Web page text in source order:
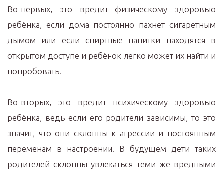
Во-первых, это вредит физическому здоровью
ребёнка, если дома постоянно пахнет сигаретным
дымом или если спиртные напитки находятся в
открытом доступе и ребёнок легко может их найти и
попробовать.
Во-вторых, это вредит психическому здоровью
ребёнка, ведь если его родители зависимы, то это
значит, что они склонны к агрессии и постоянным
переменам в настроении. В будущем дети таких
родителей склонны увлекаться теми же вредными